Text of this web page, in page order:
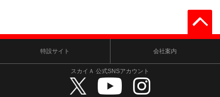
特設サイト 会社案内
スカイＡ 公式SNSアカウント